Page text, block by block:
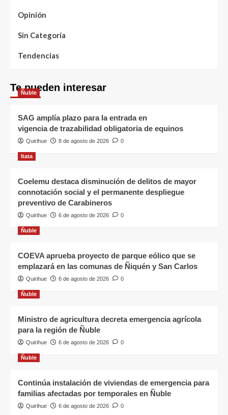
Opinión
Sin Categoría
Tendencias
Te pueden interesar
Ñuble
SAG amplía plazo para la entrada en
vigencia de trazabilidad obligatoria de equinos
Quirihue 8 de agosto de 2026 0
Itata
Coelemu destaca disminución de delitos de mayor
connotación social y el permanente despliegue
preventivo de Carabineros
Quirihue 6 de agosto de 2026 0
Ñuble
COEVA aprueba proyecto de parque eólico que se
emplazará en las comunas de Ñiquén y San Carlos
Quirihue 6 de agosto de 2026 0
Ñuble
Ministro de agricultura decreta emergencia agrícola
para la región de Ñuble
Quirihue 6 de agosto de 2026 0
Ñuble
Continúa instalación de viviendas de emergencia para
familias afectadas por temporales en Ñuble
Quirihue 6 de agosto de 2026 0